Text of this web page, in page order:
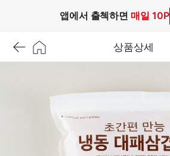
앱에서 출첵하면 매일 10P
상품상세